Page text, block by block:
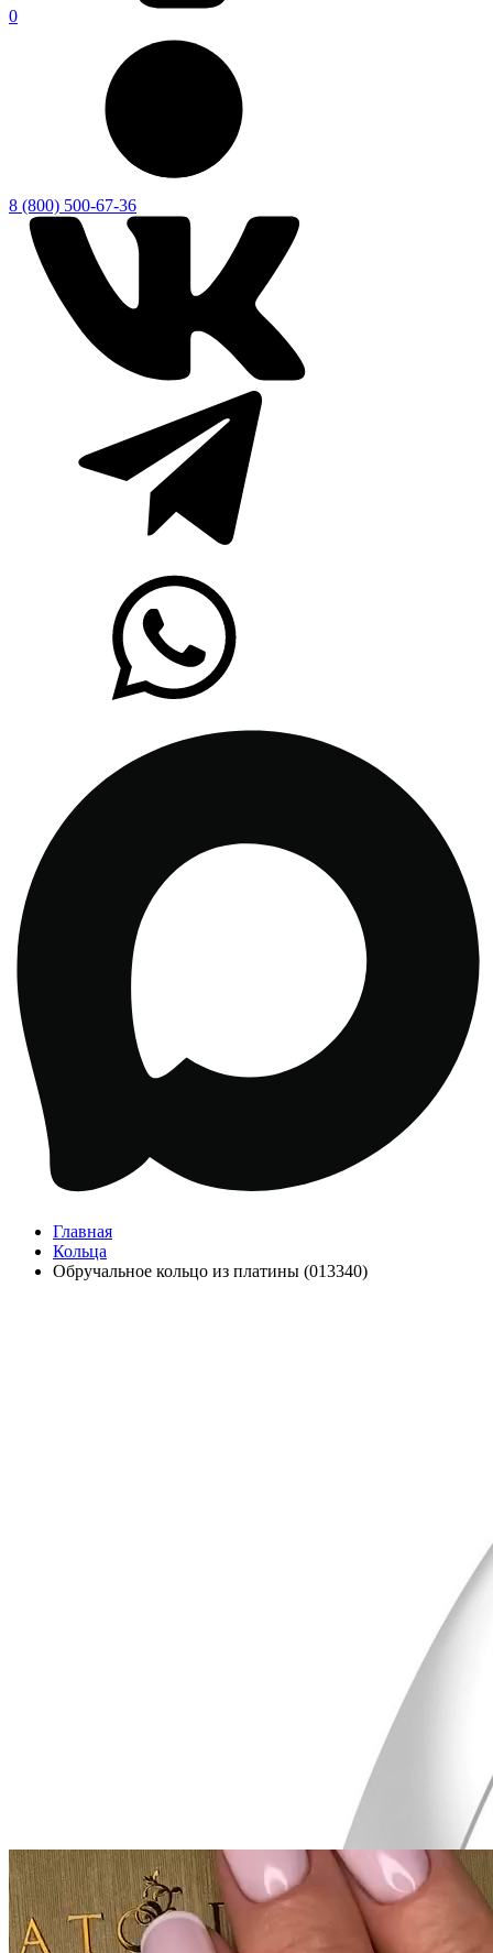
0
8 (800) 500-67-36
Главная
Кольца
Обручальное кольцо из платины (013340)